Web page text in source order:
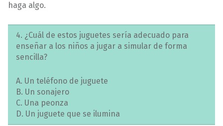
haga algo.
4. ¿Cuál de estos juguetes sería adecuado para
enseñar a los niños a jugar a simular de forma
sencilla?
A. Un teléfono de juguete
B. Un sonajero
C. Una peonza
D. Un juguete que se ilumina